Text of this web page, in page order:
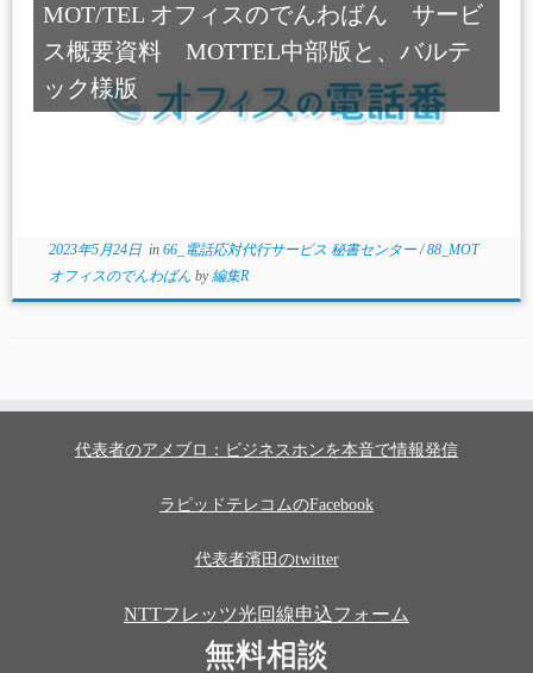
MOT/TEL オフィスのでんわばん サービ
ス概要資料 MOTTEL中部版と、バルテ
ック様版
2023年5月24日in 66_電話応対代行サービス 秘書センター/88_MOT
オフィスのでんわばん by編集R
代表者のアメブロ：ビジネスホンを本音で情報発信
ラピッドテレコムのFacebook
代表者濱田のtwitter
NTTフレッツ光回線申込フォーム
無料相談